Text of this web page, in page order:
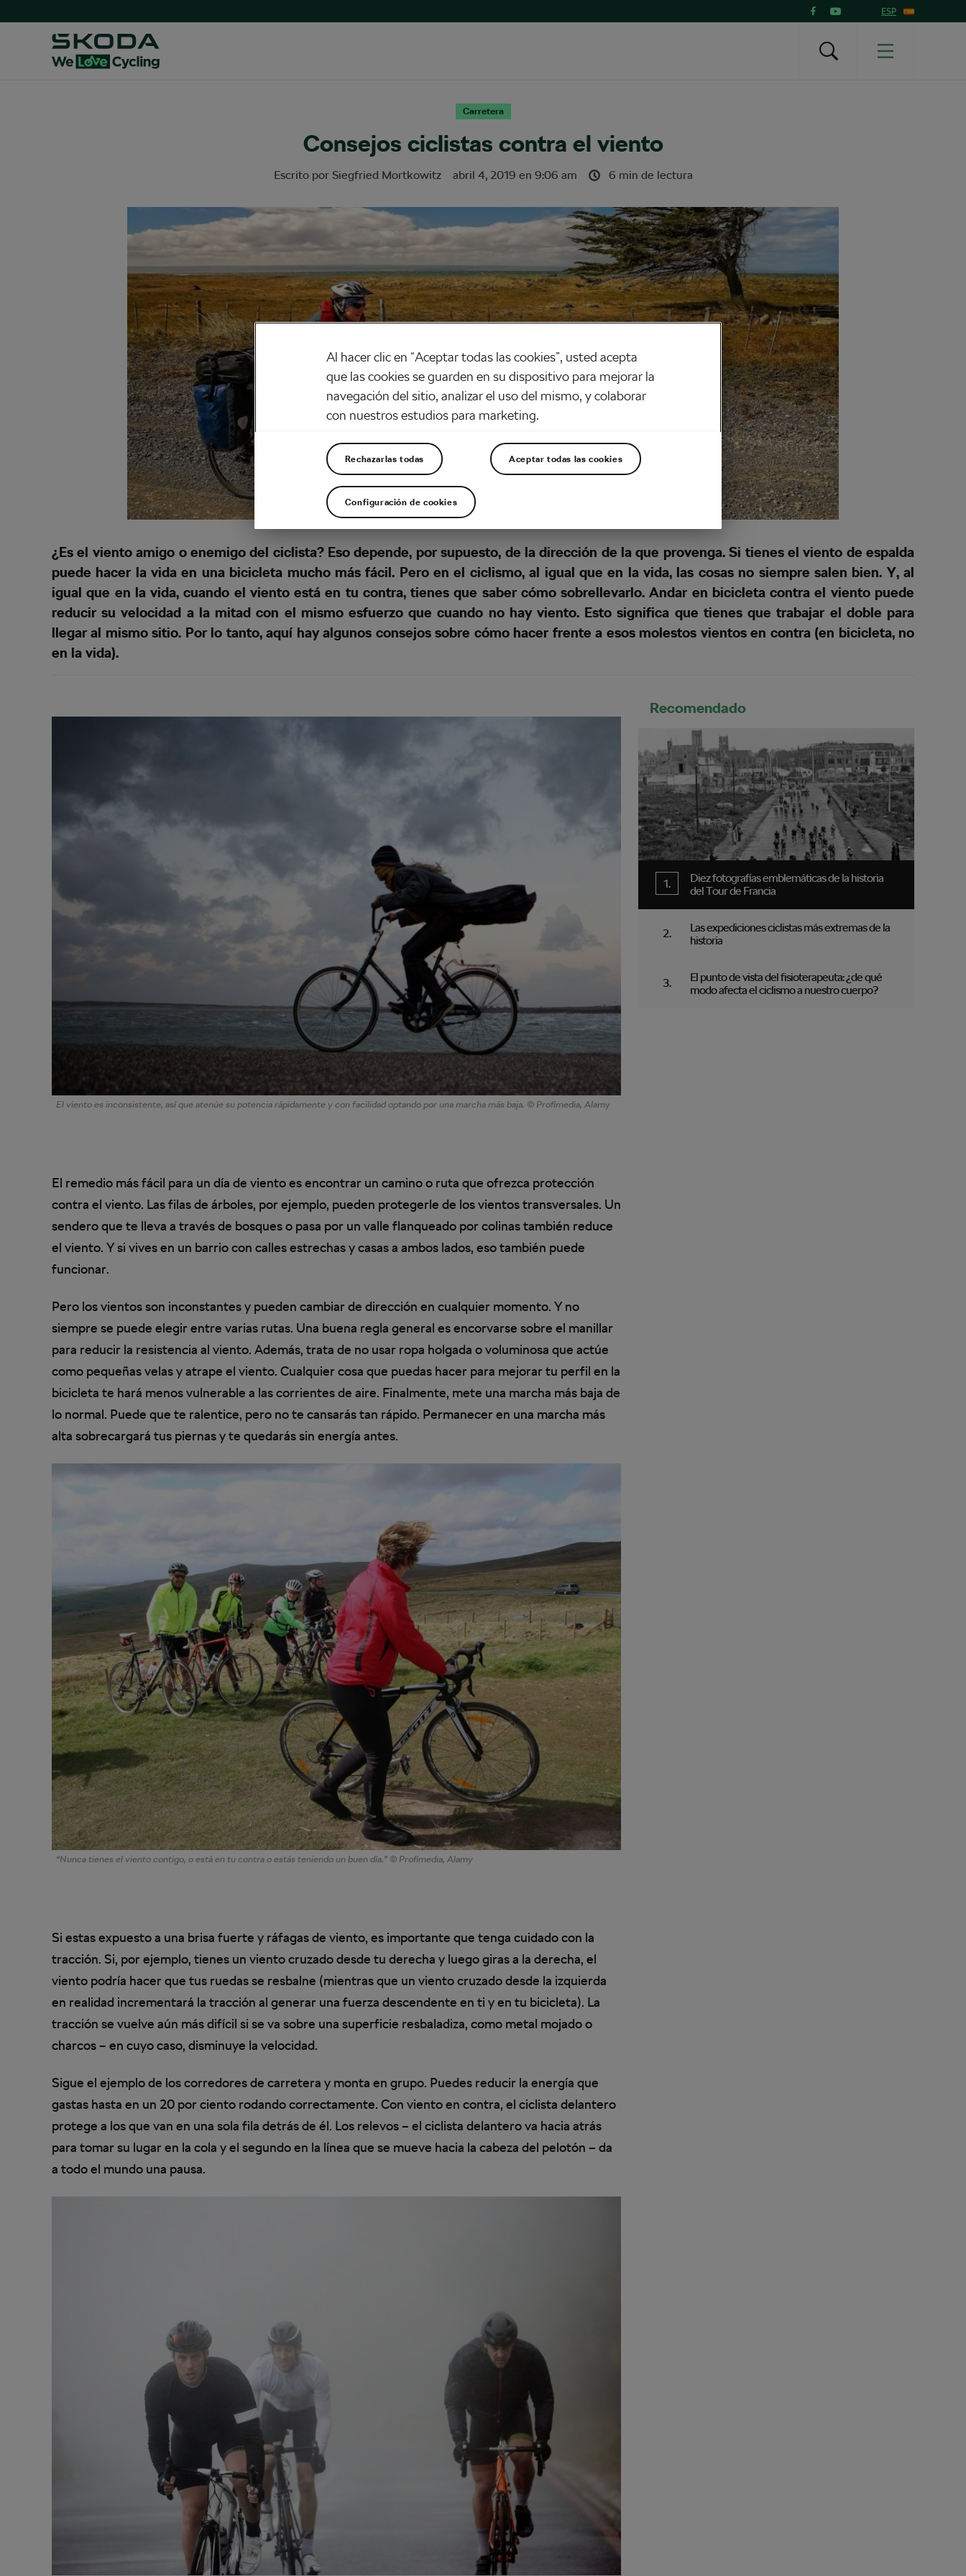
ESP
Carretera
Consejos ciclistas contra el viento
Escrito por Siegfried Mortkowitz abril 4, 2019 en 9:06 am 6 min de lectura
¿Es el viento amigo o enemigo del ciclista? Eso depende, por supuesto, de la dirección de la que provenga. Si tienes el viento de espalda
puede hacer la vida en una bicicleta mucho más fácil. Pero en el ciclismo, al igual que en la vida, las cosas no siempre salen bien. Y, al
igual que en la vida, cuando el viento está en tu contra, tienes que saber cómo sobrellevarlo. Andar en bicicleta contra el viento puede
reducir su velocidad a la mitad con el mismo esfuerzo que cuando no hay viento. Esto significa que tienes que trabajar el doble para
llegar al mismo sitio. Por lo tanto, aquí hay algunos consejos sobre cómo hacer frente a esos molestos vientos en contra (en bicicleta, no
en la vida).
El viento es inconsistente, así que atenúe su potencia rápidamente y con facilidad optando por una marcha más baja. © Profimedia, Alamy
El remedio más fácil para un día de viento es encontrar un camino o ruta que ofrezca protección
contra el viento. Las filas de árboles, por ejemplo, pueden protegerle de los vientos transversales. Un
sendero que te lleva a través de bosques o pasa por un valle flanqueado por colinas también reduce
el viento. Y si vives en un barrio con calles estrechas y casas a ambos lados, eso también puede
funcionar.
Pero los vientos son inconstantes y pueden cambiar de dirección en cualquier momento. Y no
siempre se puede elegir entre varias rutas. Una buena regla general es encorvarse sobre el manillar
para reducir la resistencia al viento. Además, trata de no usar ropa holgada o voluminosa que actúe
como pequeñas velas y atrape el viento. Cualquier cosa que puedas hacer para mejorar tu perfil en la
bicicleta te hará menos vulnerable a las corrientes de aire. Finalmente, mete una marcha más baja de
lo normal. Puede que te ralentice, pero no te cansarás tan rápido. Permanecer en una marcha más
alta sobrecargará tus piernas y te quedarás sin energía antes.
“Nunca tienes el viento contigo, o está en tu contra o estás teniendo un buen día.” © Profimedia, Alamy
Si estas expuesto a una brisa fuerte y ráfagas de viento, es importante que tenga cuidado con la
tracción. Si, por ejemplo, tienes un viento cruzado desde tu derecha y luego giras a la derecha, el
viento podría hacer que tus ruedas se resbalne (mientras que un viento cruzado desde la izquierda
en realidad incrementará la tracción al generar una fuerza descendente en ti y en tu bicicleta). La
tracción se vuelve aún más difícil si se va sobre una superficie resbaladiza, como metal mojado o
charcos – en cuyo caso, disminuye la velocidad.
Sigue el ejemplo de los corredores de carretera y monta en grupo. Puedes reducir la energía que
gastas hasta en un 20 por ciento rodando correctamente. Con viento en contra, el ciclista delantero
protege a los que van en una sola fila detrás de él. Los relevos – el ciclista delantero va hacia atrás
para tomar su lugar en la cola y el segundo en la línea que se mueve hacia la cabeza del pelotón – da
a todo el mundo una pausa.
Recomendado
Diez fotografías emblemáticas de la historia
del Tour de Francia
Las expediciones ciclistas más extremas de la
historia
El punto de vista del fisioterapeuta: ¿de qué
modo afecta el ciclismo a nuestro cuerpo?
Al hacer clic en “Aceptar todas las cookies”, usted acepta
que las cookies se guarden en su dispositivo para mejorar la
navegación del sitio, analizar el uso del mismo, y colaborar
con nuestros estudios para marketing.
Rechazarlas todas Aceptar todas las cookies
Configuración de cookies